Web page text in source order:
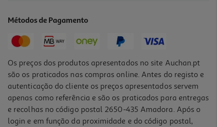
Métodos de Pagamento
Os preços dos produtos apresentados no site Auchan.pt
são os praticados nas compras online. Antes do registo e
autenticação do cliente os preços apresentados servem
apenas como referência e são os praticados para entregas
e recolhas no código postal 2650-435 Amadora. Após o
login e em função da proximidade e do código postal,